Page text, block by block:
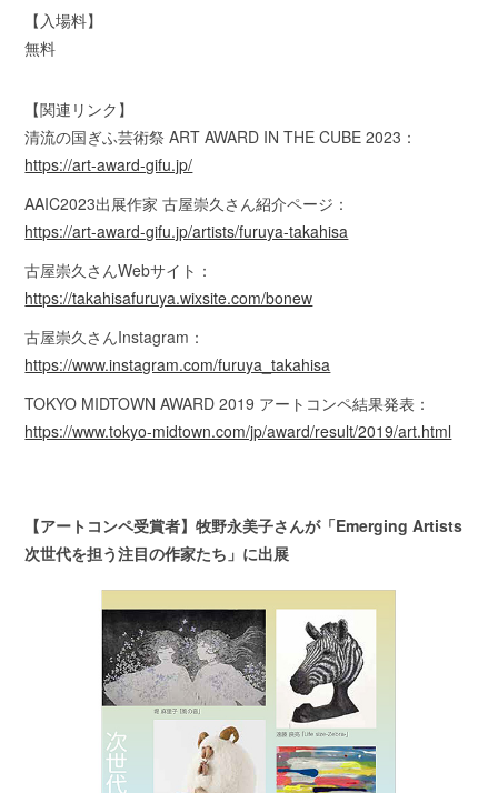
【入場料】
無料
【関連リンク】
清流の国ぎふ芸術祭 ART AWARD IN THE CUBE 2023：
https://art-award-gifu.jp/
AAIC2023出展作家 古屋崇久さん紹介ページ：
https://art-award-gifu.jp/artists/furuya-takahisa
古屋崇久さんWebサイト：
https://takahisafuruya.wixsite.com/bonew
古屋崇久さんInstagram：
https://www.instagram.com/furuya_takahisa
TOKYO MIDTOWN AWARD 2019 アートコンペ結果発表：
https://www.tokyo-midtown.com/jp/award/result/2019/art.html
【アートコンペ受賞者】牧野永美子さんが「Emerging Artists
次世代を担う注目の作家たち」に出展